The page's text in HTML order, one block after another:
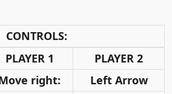
CONTROLS:
PLAYER 1
PLAYER 2
right:
Left Arrow